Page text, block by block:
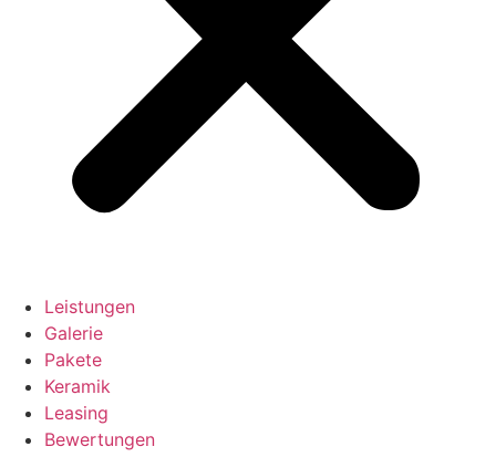
Leistungen
Galerie
Pakete
Keramik
Leasing
Bewertungen